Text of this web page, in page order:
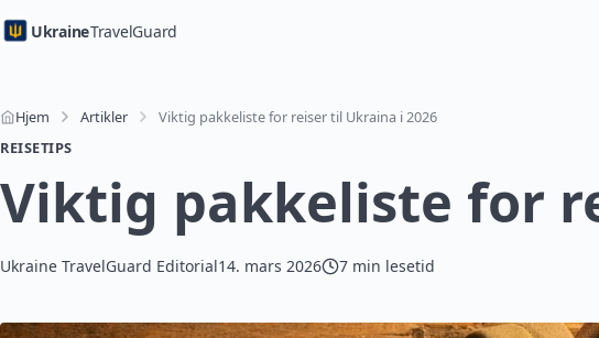
UkraineTravelGuard
Hjem Artikler
Viktig pakkeliste for reiser til Ukraina i 2026
REISETIPS
Viktig pakkeliste for
Ukraine TravelGuard Editorial14. mars 2026 7 min lesetid